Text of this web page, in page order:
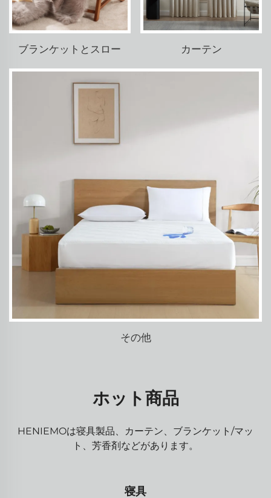
ブランケットとスロー カーテン
その他
ホット商品
HENIEMOは寝具製品、カーテン、ブランケット/マッ
ト、芳香剤などがあります。
寝具